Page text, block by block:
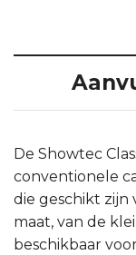
De Showtec
conventionele
die geschikt zijn
maat, van de
beschikbaar